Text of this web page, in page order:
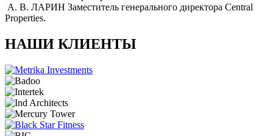
А. В. ЛАРИН Заместитель генерального директора Central
Properties.
НАШИ КЛИЕНТЫ